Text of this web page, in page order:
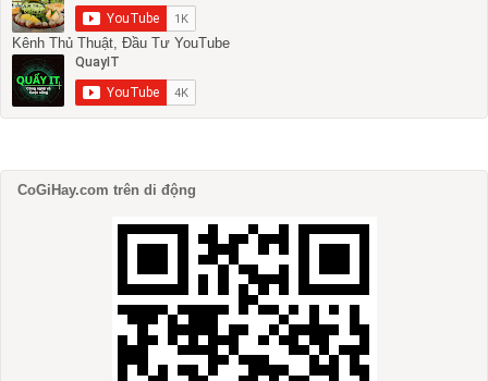
Kênh Thủ Thuật, Đầu Tư YouTube
CoGiHay.com trên di động